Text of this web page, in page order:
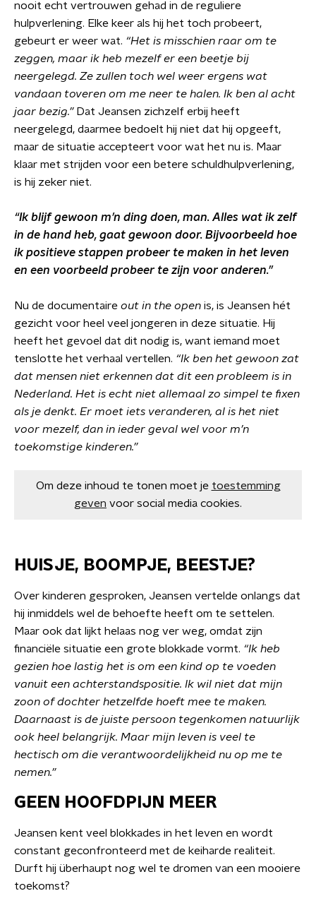
nooit echt vertrouwen gehad in de reguliere
hulpverlening. Elke keer als hij het toch probeert,
gebeurt er weer wat. “Het is misschien raar om te
zeggen, maar ik heb mezelf er een beetje bij
neergelegd. Ze zullen toch wel weer ergens wat
vandaan toveren om me neer te halen. Ik ben al acht
jaar bezig.”Dat Jeansen zichzelf erbij heeft
neergelegd, daarmee bedoelt hij niet dat hij opgeeft,
maar de situatie accepteert voor wat het nu is. Maar
klaar met strijden voor een betere schuldhulpverlening,
is hij zeker niet.
“Ik blijf gewoon m’n ding doen, man. Alles wat ik zelf
in de hand heb, gaat gewoon door. Bijvoorbeeld hoe
ik positieve stappen probeer te maken in het leven
en een voorbeeld probeer te zijn voor anderen.”
Nu de documentaire out in the open is, is Jeansen hét
gezicht voor heel veel jongeren in deze situatie. Hij
heeft het gevoel dat dit nodig is, want iemand moet
tenslotte het verhaal vertellen. “Ik ben het gewoon zat
dat mensen niet erkennen dat dit een probleem is in
Nederland. Het is echt niet allemaal zo simpel te fixen
als je denkt. Er moet iets veranderen, al is het niet
voor mezelf, dan in ieder geval wel voor m’n
toekomstige kinderen.”
Om deze inhoud te tonen moet je toestemming
geven voor social media cookies.
HUISJE, BOOMPJE, BEESTJE?
Over kinderen gesproken, Jeansen vertelde onlangs dat
hij inmiddels wel de behoefte heeft om te settelen.
Maar ook dat lijkt helaas nog ver weg, omdat zijn
financiële situatie een grote blokkade vormt. “Ik heb
gezien hoe lastig het is om een kind op te voeden
vanuit een achterstandspositie. Ik wil niet dat mijn
zoon of dochter hetzelfde hoeft mee te maken.
Daarnaast is de juiste persoon tegenkomen natuurlijk
ook heel belangrijk. Maar mijn leven is veel te
hectisch om die verantwoordelijkheid nu op me te
nemen.”
GEEN HOOFDPIJN MEER
Jeansen kent veel blokkades in het leven en wordt
constant geconfronteerd met de keiharde realiteit.
Durft hij überhaupt nog wel te dromen van een mooiere
toekomst?